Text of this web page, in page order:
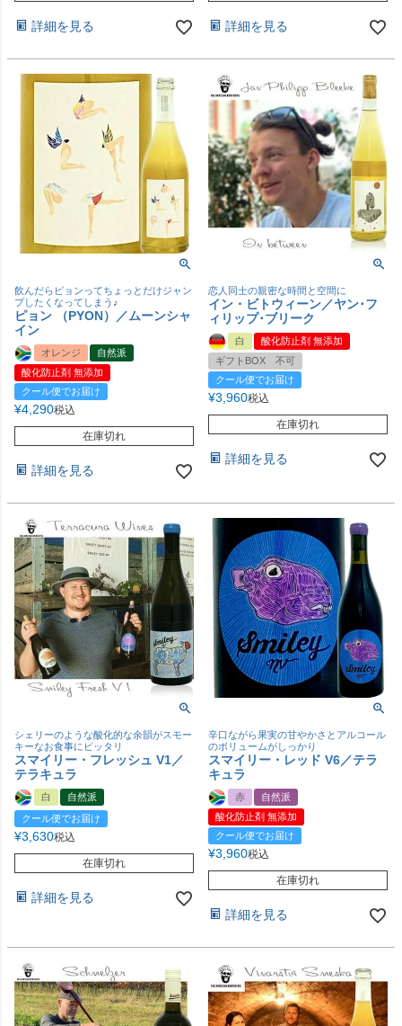
詳細を見る 詳細を見る
飲んだらピョンってちょっとだけジャン
プしたくなってしまう♪
ピョン （PYON）／ムーンシャ
イン
オレンジ
自然派
酸化防止剤 無添加
クール便でお届け
¥4,290税込
在庫切れ
詳細を見る
恋人同士の親密な時間と空間に
イン・ビトウィーン／ヤン･フ
ィリップ･ブリーク
白
酸化防止剤 無添加
ギフトBOX 不可
クール便でお届け
¥3,960税込
在庫切れ
詳細を見る
シェリーのような酸化的な余韻がスモー
キーなお食事にピッタリ
スマイリー・フレッシュ V1／
テラキュラ
白
自然派
クール便でお届け
¥3,630税込
在庫切れ
詳細を見る
辛口ながら果実の甘やかさとアルコール
のボリュームがしっかり
スマイリー・レッド V6／テラ
キュラ
赤
自然派
酸化防止剤 無添加
クール便でお届け
¥3,960税込
在庫切れ
詳細を見る